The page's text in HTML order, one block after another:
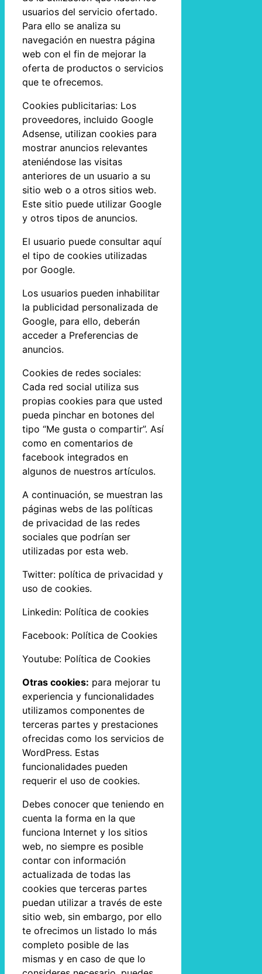
usuarios del servicio ofertado.
Para ello se analiza su
navegación en nuestra página
web con el fin de mejorar la
oferta de productos o servicios
que te ofrecemos.
Cookies publicitarias: Los
proveedores, incluido Google
Adsense, utilizan cookies para
mostrar anuncios relevantes
ateniéndose las visitas
anteriores de un usuario a su
sitio web o a otros sitios web.
Este sitio puede utilizar Google
y otros tipos de anuncios.
El usuario puede consultar aquí
el tipo de cookies utilizadas
por Google.
Los usuarios pueden inhabilitar
la publicidad personalizada de
Google, para ello, deberán
acceder a Preferencias de
anuncios.
Cookies de redes sociales:
Cada red social utiliza sus
propias cookies para que usted
pueda pinchar en botones del
tipo “Me gusta o compartir”. Así
como en comentarios de
facebook integrados en
algunos de nuestros artículos.
A continuación, se muestran las
páginas webs de las políticas
de privacidad de las redes
sociales que podrían ser
utilizadas por esta web.
Twitter: política de privacidad y
uso de cookies.
Linkedin: Política de cookies
Facebook: Política de Cookies
Youtube: Política de Cookies
Otras cookies: para mejorar tu
experiencia y funcionalidades
utilizamos componentes de
terceras partes y prestaciones
ofrecidas como los servicios de
WordPress. Estas
funcionalidades pueden
requerir el uso de cookies.
Debes conocer que teniendo en
cuenta la forma en la que
funciona Internet y los sitios
web, no siempre es posible
contar con información
actualizada de todas las
cookies que terceras partes
puedan utilizar a través de este
sitio web, sin embargo, por ello
te ofrecimos un listado lo más
completo posible de las
mismas y en caso de que lo